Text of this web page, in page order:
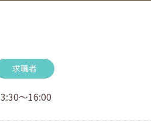
求職者
～16:00